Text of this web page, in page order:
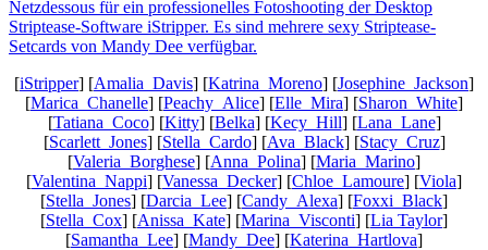
[iStripper] [Amalia_Davis] [Katrina_Moreno] [Josephine_Jackson]
[Marica_Chanelle] [Peachy_Alice] [Elle_Mira] [Sharon_White]
[Tatiana_Coco] [Kitty] [Belka] [Kecy_Hill] [Lana_Lane]
[Scarlett_Jones] [Stella_Cardo] [Ava_Black] [Stacy_Cruz]
[Valeria_Borghese] [Anna_Polina] [Maria_Marino]
[Valentina_Nappi] [Vanessa_Decker] [Chloe_Lamoure] [Viola]
[Stella_Jones] [Darcia_Lee] [Candy_Alexa] [Foxxi_Black]
[Stella_Cox] [Anissa_Kate] [Marina_Visconti] [Lia Taylor]
[Samantha_Lee] [Mandy_Dee] [Katerina_Hartlova]